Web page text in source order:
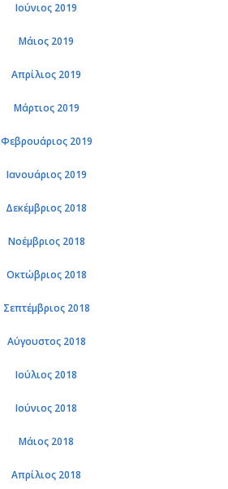
Ιού­νιος 2019
Μάιος 2019
Απρί­λιος 2019
Μάρ­τιος 2019
Φε­βρουά­ριος 2019
Ια­νουά­ριος 2019
Δε­κέμ­βριος 2018
Νο­έμ­βριος 2018
Οκτώ­βριος 2018
Σε­πτέμ­βριος 2018
Αύ­γου­στος 2018
Ιού­λιος 2018
Ιού­νιος 2018
Μάιος 2018
Απρί­λιος 2018